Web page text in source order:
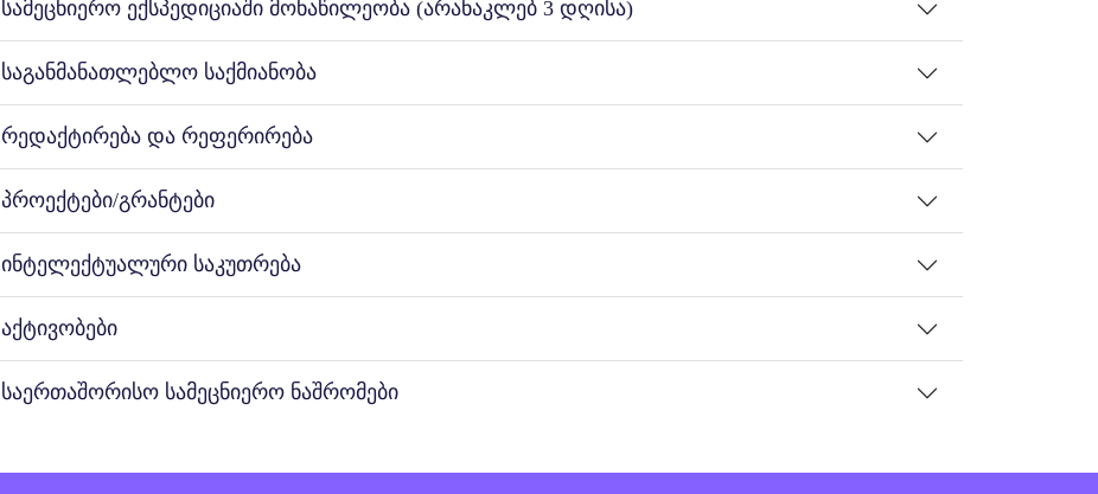
სამეცნიერო ექსპედიციაში მონაწილეობა (არანაკლებ 3 დღისა)
საგანმანათლებლო საქმიანობა
რედაქტირება და რეფერირება
პროექტები/გრანტები
ინტელექტუალური საკუთრება
აქტივობები
საერთაშორისო სამეცნიერო ნაშრომები